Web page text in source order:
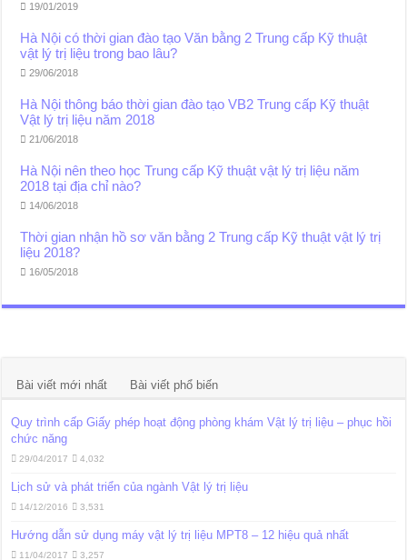
19/01/2019
Hà Nội có thời gian đào tạo Văn bằng 2 Trung cấp Kỹ thuật
vật lý trị liệu trong bao lâu?
29/06/2018
Hà Nội thông báo thời gian đào tạo VB2 Trung cấp Kỹ thuật
Vật lý trị liệu năm 2018
21/06/2018
Hà Nội nên theo học Trung cấp Kỹ thuật vật lý trị liệu năm
2018 tại địa chỉ nào?
14/06/2018
Thời gian nhận hồ sơ văn bằng 2 Trung cấp Kỹ thuật vật lý trị
liệu 2018?
16/05/2018
Bài viết mới nhất Bài viết phổ biến
Quy trình cấp Giấy phép hoạt động phòng khám Vật lý trị liệu – phục hồi
chức năng
29/04/2017 4,032
Lịch sử và phát triển của ngành Vật lý trị liệu
14/12/2016 3,531
Hướng dẫn sử dụng máy vật lý trị liệu MPT8 – 12 hiệu quả nhất
11/04/2017 3,257